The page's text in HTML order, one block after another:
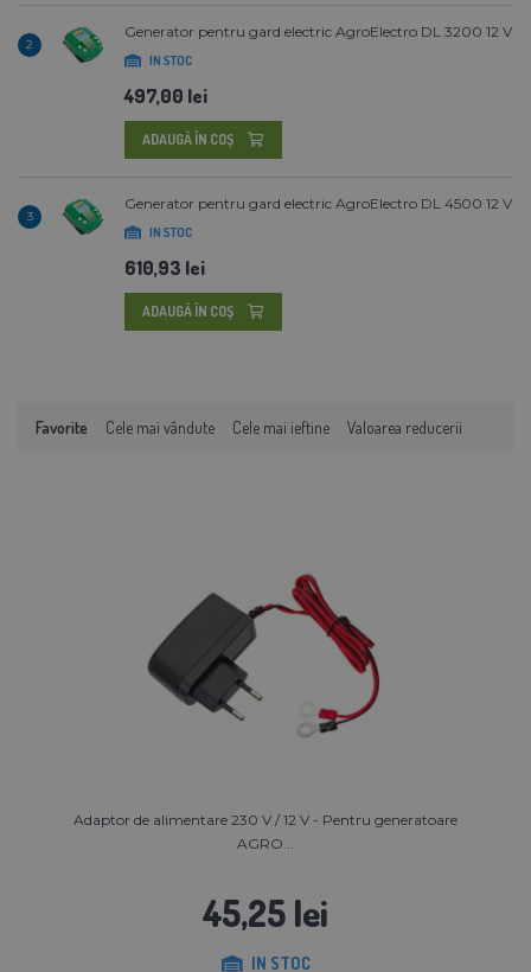
2
Generator pentru gard electric AgroElectro DL 3200 12 V
IN STOC
497,00 lei
ADAUGĂ ÎN COŞ
3
Generator pentru gard electric AgroElectro DL 4500 12 V
IN STOC
610,93 lei
ADAUGĂ ÎN COŞ
Favorite Cele mai vândute Cele mai ieftine Valoarea reducerii
Adaptor de alimentare 230 V / 12 V - Pentru generatoare
AGRO...
45,25 lei
IN STOC